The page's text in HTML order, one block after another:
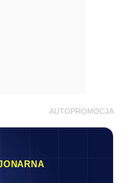
AUTOPROMOCJA